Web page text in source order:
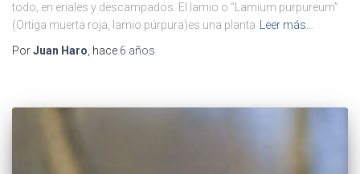
todo, en eriales y descampados. El lamio o “Lamium purpureum”
(Ortiga muerta roja, lamio púrpura)es una planta
Leer más…
PorJuan Haro , hace 6 años